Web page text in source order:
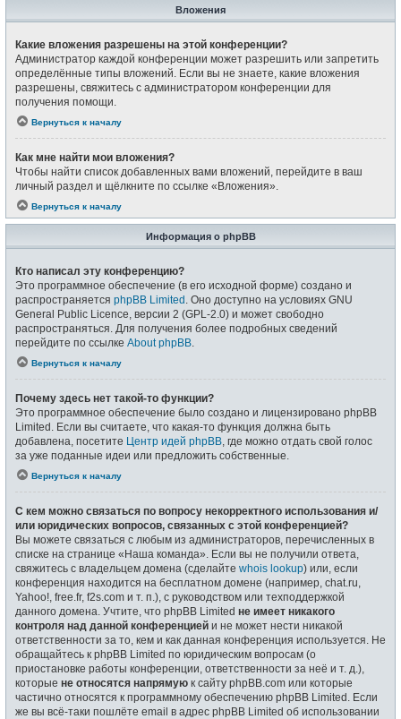
Вложения
Какие вложения разрешены на этой конференции?
Администратор каждой конференции может разрешить или запретить
определённые типы вложений. Если вы не знаете, какие вложения
разрешены, свяжитесь с администратором конференции для
получения помощи.
Вернуться к началу
Как мне найти мои вложения?
Чтобы найти список добавленных вами вложений, перейдите в ваш
личный раздел и щёлкните по ссылке «Вложения».
Вернуться к началу
Информация о phpBB
Кто написал эту конференцию?
Это программное обеспечение (в его исходной форме) создано и
распространяется phpBB Limited . Оно доступно на условиях GNU
General Public Licence, версии 2 (GPL-2.0) и может свободно
распространяться. Для получения более подробных сведений
перейдите по ссылке About phpBB
Вернуться к началу
Почему здесь нет такой-то функции?
Это программное обеспечение было создано и лицензировано phpBB
Limited. Если вы считаете, что какая-то функция должна быть
добавлена, посетите Центр идей phpBB , где можно отдать свой голос
за уже поданные идеи или предложить собственные.
Вернуться к началу
С кем можно связаться по вопросу некорректного использования и/
или юридических вопросов, связанных с этой конференцией?
Вы можете связаться с любым из администраторов, перечисленных в
списке на странице «Наша команда». Если вы не получили ответа,
свяжитесь с владельцем домена (сделайте whois lookup) или, если
конференция находится на бесплатном домене (например, chat.ru,
Yahoo!, free.fr, f2s.com и т. п.), с руководством или техподдержкой
данного домена. Учтите, что phpBB Limited не имеет никакого
контроля над данной конференцией и не может нести никакой
ответственности за то, кем и как данная конференция используется. Не
обращайтесь к phpBB Limited по юридическим вопросам (о
приостановке работы конференции, ответственности за неё и т. д.),
которые не относятся напрямую к сайту phpBB.com или которые
частично относятся к программному обеспечению phpBB Limited. Если
же вы всё-таки пошлёте email в адрес phpBB Limited об использовании